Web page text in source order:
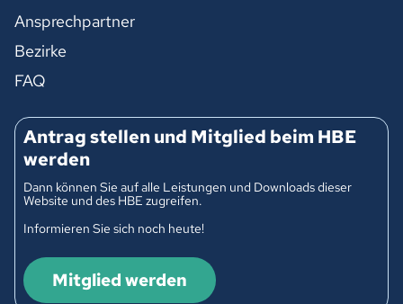
Ansprechpartner
Bezirke
FAQ
Antrag stellen und Mitglied beim HBE
werden
Dann können Sie auf alle Leistungen und Downloads dieser
Website und des HBE zugreifen.
Informieren Sie sich noch heute!
Mitglied werden